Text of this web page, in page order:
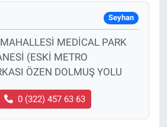
Seyhan
MEDİCAL PARK
(ESKİ METRO
ÖZEN DOLMUŞ YOLU
0 (322) 457 63 63